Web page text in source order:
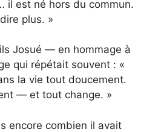
il est né hors du commun.
plus. »
Josué — en hommage à
qui répétait souvent : «
la vie tout doucement.
— et tout change. »
encore combien il avait